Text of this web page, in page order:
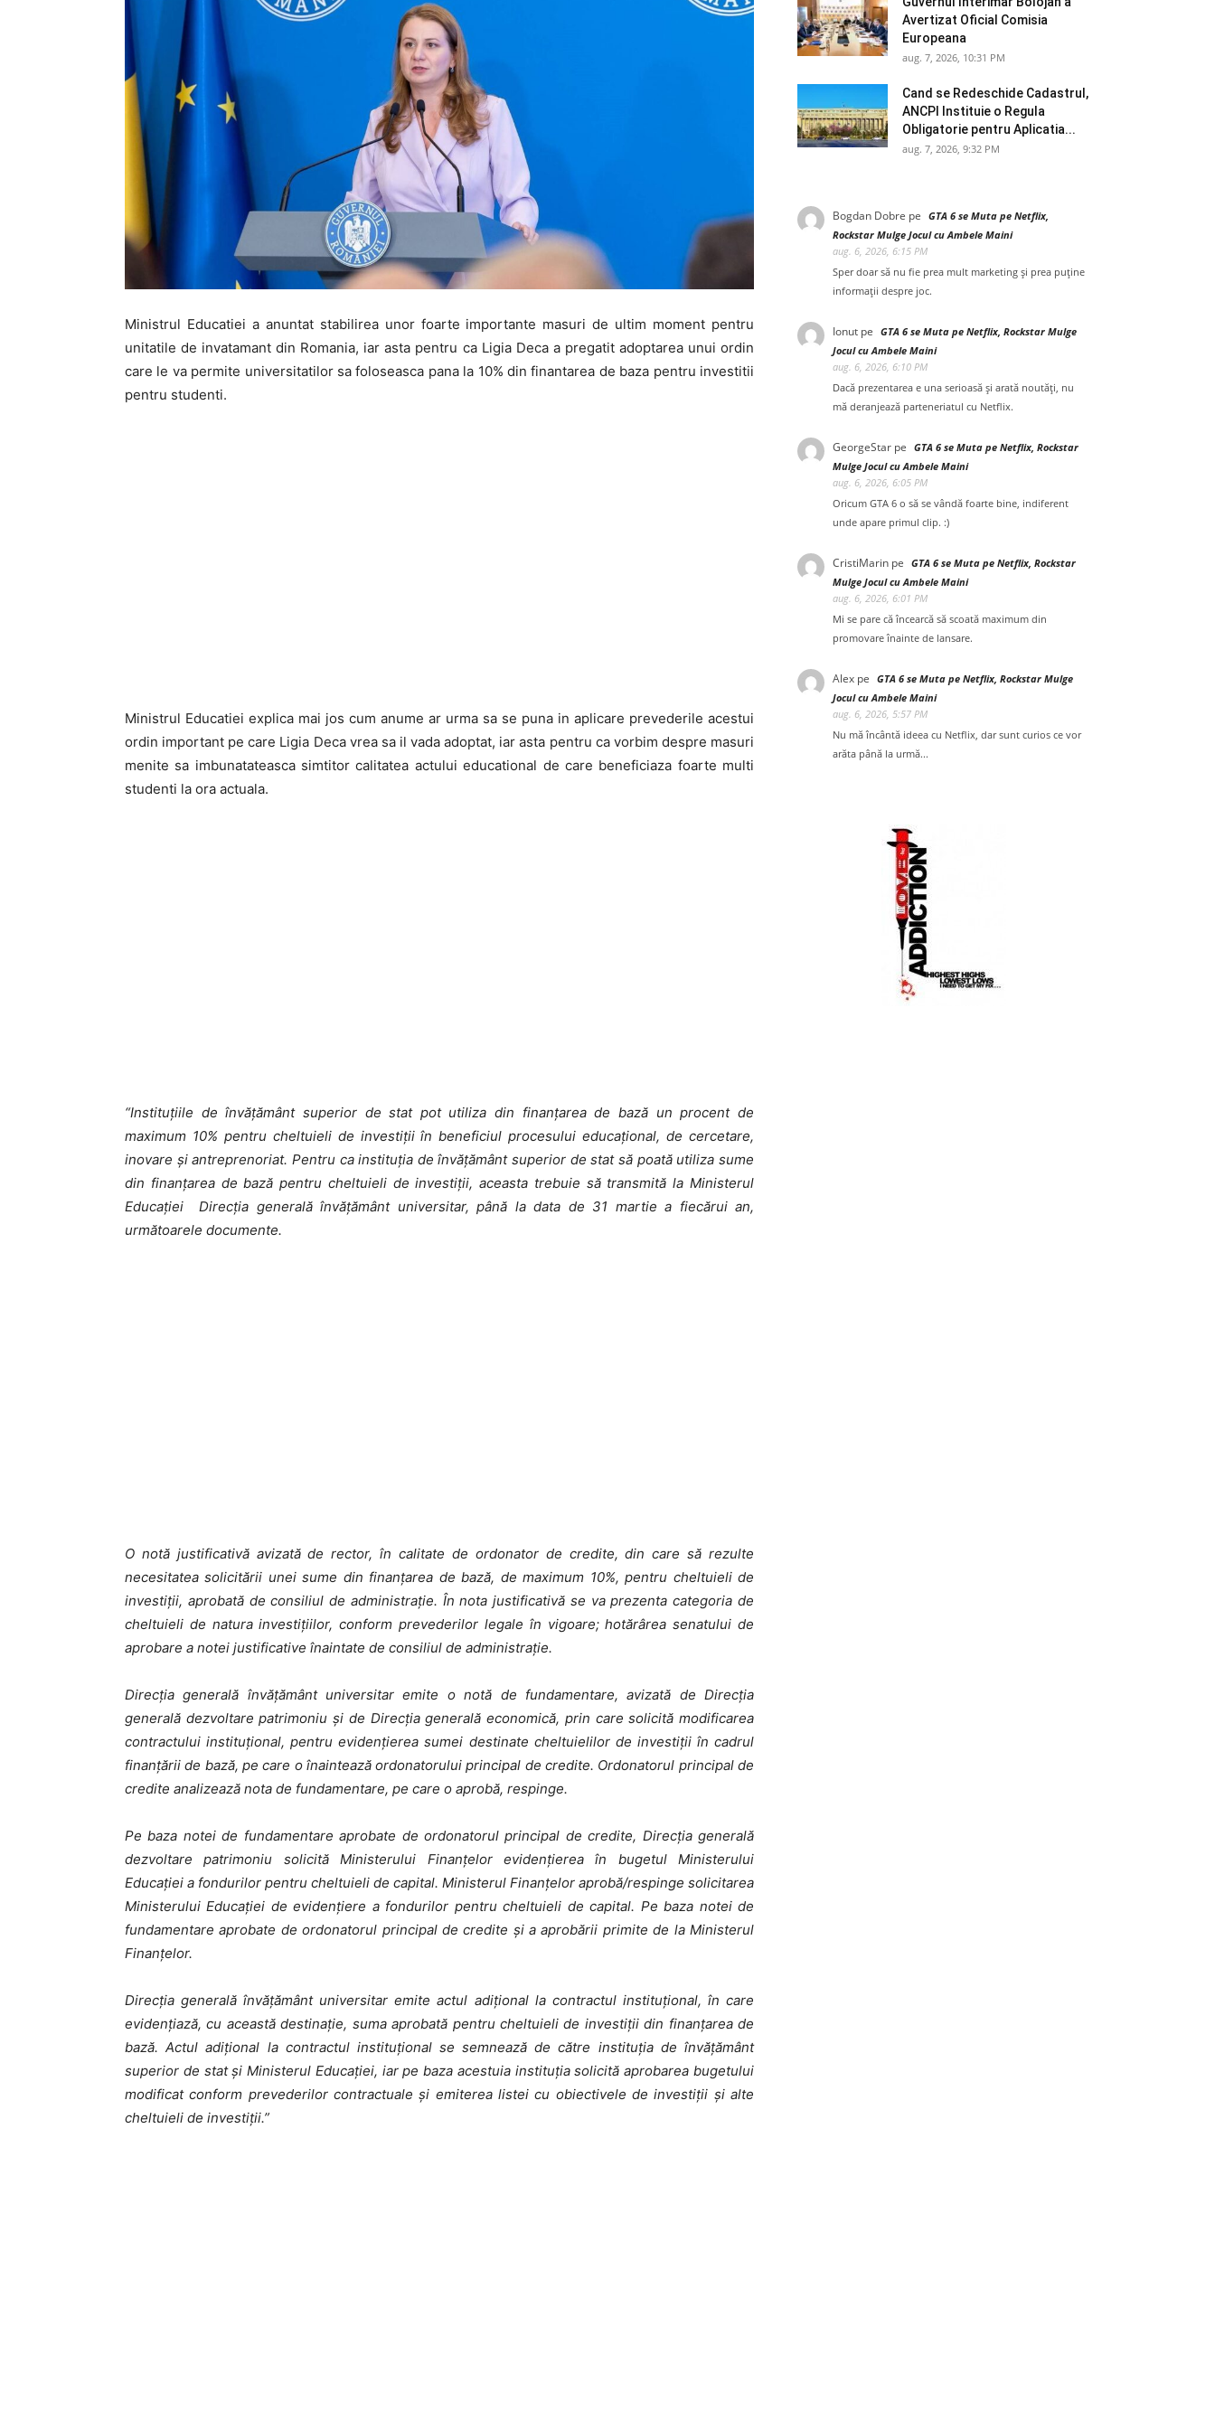
Ministrul Educatiei a anuntat stabilirea unor foarte importante masuri de ultim moment pentru
unitatile de invatamant din Romania, iar asta pentru ca Ligia Deca a pregatit adoptarea unui ordin
care le va permite universitatilor sa foloseasca pana la 10% din finantarea de baza pentru investitii
pentru studenti.
Ministrul Educatiei explica mai jos cum anume ar urma sa se puna in aplicare prevederile acestui
ordin important pe care Ligia Deca vrea sa il vada adoptat, iar asta pentru ca vorbim despre masuri
menite sa imbunatateasca simtitor calitatea actului educational de care beneficiaza foarte multi
studenti la ora actuala.
“Instituţiile de învăţământ superior de stat pot utiliza din finanţarea de bază un procent de
maximum 10% pentru cheltuieli de investiţii în beneficiul procesului educaţional, de cercetare,
inovare şi antreprenoriat. Pentru ca instituţia de învăţământ superior de stat să poată utiliza sume
din finanţarea de bază pentru cheltuieli de investiţii, aceasta trebuie să transmită la Ministerul
Educaţiei Direcţia generală învăţământ universitar, până la data de 31 martie a fiecărui an,
următoarele documente.
O notă justificativă avizată de rector, în calitate de ordonator de credite, din care să rezulte
necesitatea solicitării unei sume din finanţarea de bază, de maximum 10%, pentru cheltuieli de
investiţii, aprobată de consiliul de administraţie. În nota justificativă se va prezenta categoria de
cheltuieli de natura investiţiilor, conform prevederilor legale în vigoare; hotărârea senatului de
aprobare a notei justificative înaintate de consiliul de administraţie.
Direcţia generală învăţământ universitar emite o notă de fundamentare, avizată de Direcţia
generală dezvoltare patrimoniu și de Direcţia generală economică, prin care solicită modificarea
contractului instituţional, pentru evidenţierea sumei destinate cheltuielilor de investiţii în cadrul
finanţării de bază, pe care o înaintează ordonatorului principal de credite. Ordonatorul principal de
credite analizează nota de fundamentare, pe care o aprobă, respinge.
Pe baza notei de fundamentare aprobate de ordonatorul principal de credite, Direcţia generală
dezvoltare patrimoniu solicită Ministerului Finanțelor evidenţierea în bugetul Ministerului
Educației a fondurilor pentru cheltuieli de capital. Ministerul Finanţelor aprobă/respinge solicitarea
Ministerului Educaţiei de evidenţiere a fondurilor pentru cheltuieli de capital. Pe baza notei de
fundamentare aprobate de ordonatorul principal de credite şi a aprobării primite de la Ministerul
Finanţelor.
Direcţia generală învăţământ universitar emite actul adiţional la contractul instituţional, în care
evidenţiază, cu această destinaţie, suma aprobată pentru cheltuieli de investiţii din finanţarea de
bază. Actul adiţional la contractul instituţional se semnează de către instituţia de învăţământ
superior de stat şi Ministerul Educaţiei, iar pe baza acestuia instituţia solicită aprobarea bugetului
modificat conform prevederilor contractuale şi emiterea listei cu obiectivele de investiţii şi alte
cheltuieli de investiţii.”
Avertizat Oficial Comisia
Europeana
aug. 7, 2026, 10:31 PM
Cand se Redeschide Cadastrul,
ANCPI Instituie o Regula
Obligatorie pentru Aplicatia...
aug. 7, 2026, 9:32 PM
Bogdan Dobre pe GTA 6 se Muta pe Netflix,
Rockstar Mulge Jocul cu Ambele Maini
aug. 6, 2026, 6:15 PM
Sper doar să nu fie prea mult marketing și prea puține
informații despre joc.
Ionut pe GTA 6 se Muta pe Netflix, Rockstar Mulge
Jocul cu Ambele Maini
aug. 6, 2026, 6:10 PM
Dacă prezentarea e una serioasă și arată noutăți, nu
mă deranjează parteneriatul cu Netflix.
GeorgeStar pe GTA 6 se Muta pe Netflix, Rockstar
Mulge Jocul cu Ambele Maini
aug. 6, 2026, 6:05 PM
Oricum GTA 6 o să se vândă foarte bine, indiferent
unde apare primul clip. :)
CristiMarin pe GTA 6 se Muta pe Netflix, Rockstar
Mulge Jocul cu Ambele Maini
aug. 6, 2026, 6:01 PM
Mi se pare că încearcă să scoată maximum din
promovare înainte de lansare.
Alex pe GTA 6 se Muta pe Netflix, Rockstar Mulge
Jocul cu Ambele Maini
aug. 6, 2026, 5:57 PM
Nu mă încântă ideea cu Netflix, dar sunt curios ce vor
arăta până la urmă...